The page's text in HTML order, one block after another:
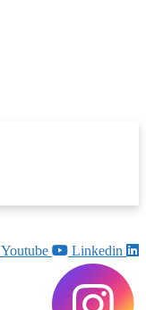
Youtube Linkedin